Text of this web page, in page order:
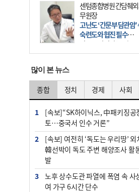
센텀종합병원 간담췌
무원장
고난도 ‘간문부 담관암
숙련도와 협진 필수
간문부 담관암(클라츠
우 간에서 나오는, 담관
部)’에 생기는 악성 종
문맥 림프절 담
많이 본 뉴스
종합 정치 경제 사회
1
[속보]“SK하이닉스, 中패키징공
토…중국서 인수 거론”
2
[속보] 여전히 ‘독도는 우리땅’
韓선박이 독도 주변 해양조사 활
발
3
노후 상수도관 파열에 폭염 속 사
여 가구 6시간 단수